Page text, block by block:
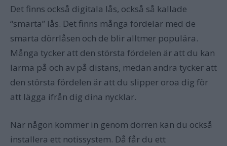
Det finns också digitala lås, också så kallade
“smarta” lås. Det finns många fördelar med de
smarta dörrlåsen och de blir alltmer populära.
Många tycker att den största fördelen är att du kan
larma på och av på distans, medan andra tycker att
den största fördelen är att du slipper oroa dig för
att lägga ifrån dig dina nycklar.
När någon kommer in genom dörren kan du också
installera ett notissystem. Då får du ett